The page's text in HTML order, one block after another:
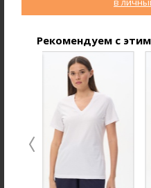
Брюки B4866-O59.6F01
Рекомендуем с